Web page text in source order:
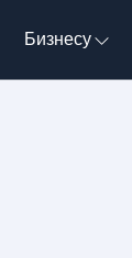
Бизнесу